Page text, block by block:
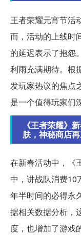
王者荣耀元宵节活
而，活动的上线时
的延迟表示了抱怨
利雨充满期待。根
发玩家热议的焦点
是一个值得玩家们
《王者荣耀》
肤，神秘商店
在新春活动中，《
中，讲战队消费10
年半时间的必得永
据相关数据分析，
度，也增加了游戏